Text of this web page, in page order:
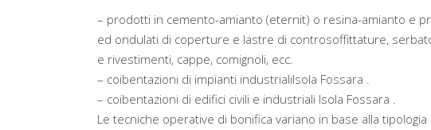
– prodotti in cemento-amianto (eternit) o resina-amianto e
ed ondulati di coperture e lastre di controsoffittature,
e rivestimenti, cappe, comignoli, ecc.
– coibentazioni di impianti industrialiIsola Fossara .
– coibentazioni di edifici civili e industriali Isola Fossara .
Le tecniche operative di bonifica variano in base alla